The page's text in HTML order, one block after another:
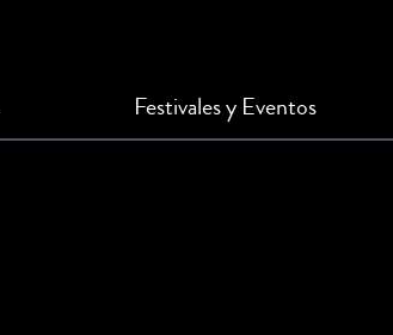
Festivales y Eventos